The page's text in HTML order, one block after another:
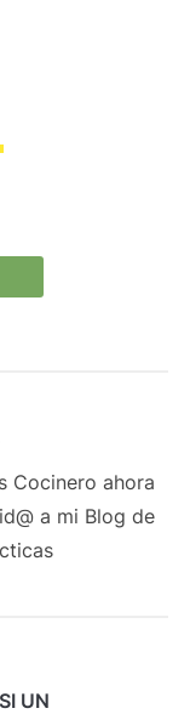
Cocinero ahora
a mi Blog de
UN